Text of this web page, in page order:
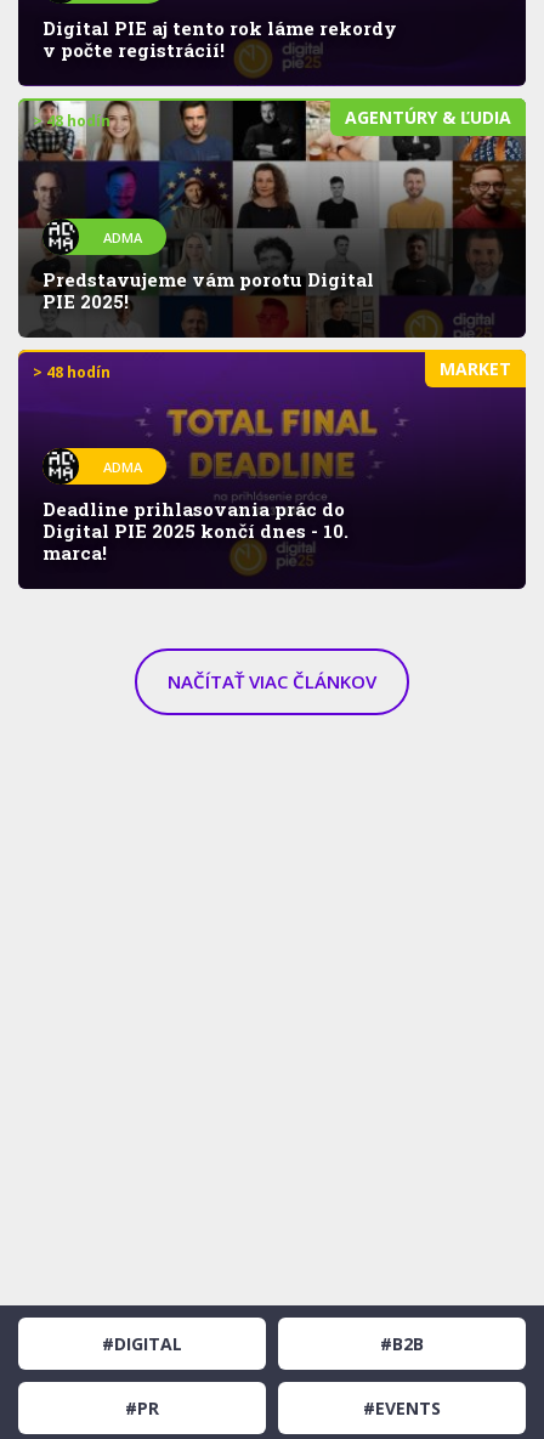
Digital PIE aj tento rok láme rekordy
v počte registrácií!
AGENTÚRY & ĽUDIA
> 48 hodín
ADMA
Predstavujeme vám porotu Digital
PIE 2025!
MARKET
> 48 hodín
ADMA
Deadline prihlasovania prác do
Digital PIE 2025 končí dnes - 10.
marca!
NAČÍTAŤ VIAC ČLÁNKOV
#DIGITAL #B2B
#PR #EVENTS